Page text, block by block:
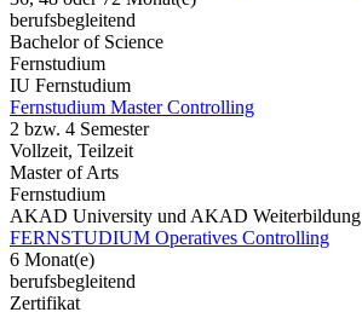
berufsbegleitend
Bachelor of Science
Fernstudium
IU Fernstudium
Fernstudium Master Controlling
2 bzw. 4 Semester
Vollzeit, Teilzeit
Master of Arts
Fernstudium
AKAD University und AKAD Weiterbildung
FERNSTUDIUM Operatives Controlling
6 Monat(e)
berufsbegleitend
Zertifikat